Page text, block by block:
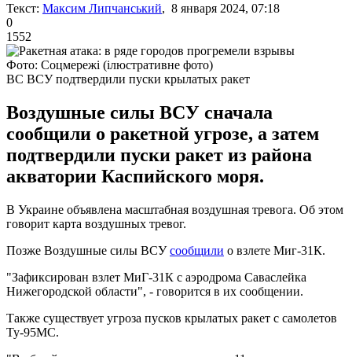
Текст: Максим Липчанський, 8 января 2024, 07:18
0
1552
Фото: Соцмережі (ілюстративне фото)
ВС ВСУ подтвердили пуски крылатых ракет
Воздушные силы ВСУ сначала
сообщили о ракетной угрозе, а затем
подтвердили пуски ракет из района
акватории Каспийского моря.
В Украине объявлена масштабная воздушная тревога. Об этом
говорит карта воздушных тревог.
Позже Воздушные силы ВСУсообщили о взлете Миг-31К.
"Зафиксирован взлет МиГ-31К с аэродрома Саваслейка
Нижегородской области", - говорится в их сообщении.
Также существует угроза пусков крылатых ракет с самолетов
Ту-95МС.